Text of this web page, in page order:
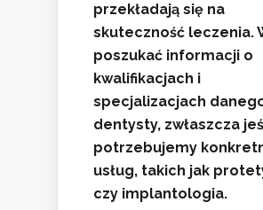
przekładają się na
skuteczność leczenia.
poszukać informacji o
kwalifikacjach i
specjalizacjach
dentysty, zwłaszcza
potrzebujemy
usług, takich jak
czy implantologia.